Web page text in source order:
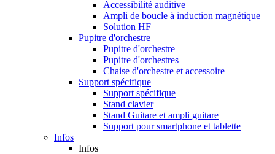
Accessibilité auditive
Ampli de boucle à induction magnétique
Solution HF
Pupitre d'orchestre
Pupitre d'orchestre
Pupitre d'orchestres
Chaise d'orchestre et accessoire
Support spécifique
Support spécifique
Stand clavier
Stand Guitare et ampli guitare
Support pour smartphone et tablette
Infos
Infos